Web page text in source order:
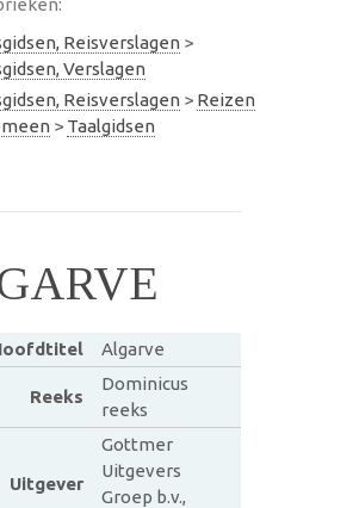
Reisverslagen >
Verslagen
Reisverslagen > Reizen
> Taalgidsen
Algarve
Reeks
Dominicus
reeks
Uitgever
Gottmer
Uitgevers
Groep b.v.,